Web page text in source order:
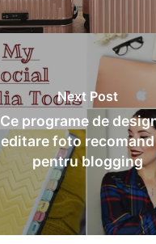
Next Post
Ce programe de
editare foto recomand
pentru blogging